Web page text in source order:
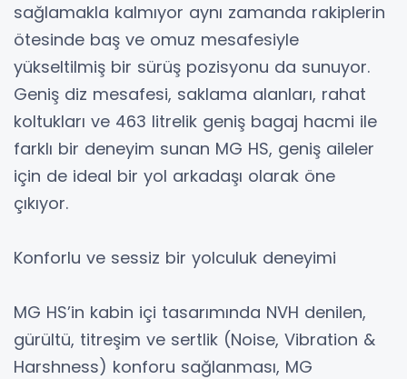
sağlamakla kalmıyor aynı zamanda rakiplerin
ötesinde baş ve omuz mesafesiyle
yükseltilmiş bir sürüş pozisyonu da sunuyor.
Geniş diz mesafesi, saklama alanları, rahat
koltukları ve 463 litrelik geniş bagaj hacmi ile
farklı bir deneyim sunan MG HS, geniş aileler
için de ideal bir yol arkadaşı olarak öne
çıkıyor.
Konforlu ve sessiz bir yolculuk deneyimi
MG HS’in kabin içi tasarımında NVH denilen,
gürültü, titreşim ve sertlik (Noise, Vibration &
Harshness) konforu sağlanması, MG